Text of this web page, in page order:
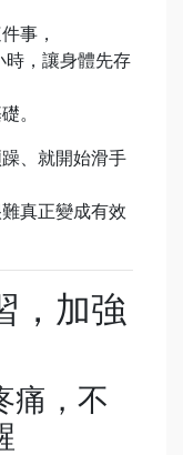
事，
時，讓身體先存
。
、就開始滑手
真正變成有效
，加強
痛，不